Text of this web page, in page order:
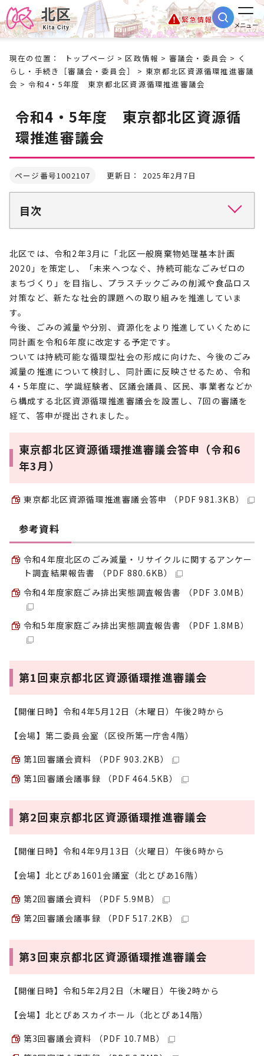
緊急情報
メニュー
現在の位置： トップページ >区政情報 > 審議会・委員会 > く
らし・手続き［審議会・委員会］
> 東京都北区資源循環推進審議
会 > 令和4・5年度 東京都北区資源循環推進審議会
令和4・5年度 東京都北区資源循
環推進審議会
ページ番号1002107 更新日： 2025年2月7日
目次
北区では、令和2年3月に「北区一般廃棄物処理基本計画
2020」を策定し、「未来へつなぐ、持続可能なごみゼロの
まちづくり」を目指し、プラスチックごみの削減や食品ロス
対策など、新たな社会的課題への取り組みを推進していま
す。
今後、ごみの減量や分別、資源化をより推進していくために
同計画を令和6年度に改定する予定です。
ついては持続可能な循環型社会の形成に向けた、今後のごみ
減量の推進について検討し、同計画に反映させるため、令和
4・5年度に、学識経験者、区議会議員、区民、事業者などか
ら構成する北区資源循環推進審議会を設置し、7回の審議を
経て、答申が提出されました。
東京都北区資源循環推進審議会答申（令和6
年3月）
東京都北区資源循環推進審議会答申 （PDF 981.3KB）
参考資料
令和4年度北区のごみ減量・リサイクルに関するアンケー
ト調査結果報告書 （PDF 880.6KB）
令和4年度家庭ごみ排出実態調査報告書 （PDF 3.0MB）
令和5年度家庭ごみ排出実態調査報告書 （PDF 1.8MB）
第1回東京都北区資源循環推進審議会
【開催日時】令和4年5月12日（木曜日）午後2時から
【会場】第二委員会室（区役所第一庁舎4階）
第1回審議会資料 （PDF 903.2KB）
第1回審議会議事録 （PDF 464.5KB）
第2回東京都北区資源循環推進審議会
【開催日時】令和4年9月13日（火曜日）午後6時から
【会場】北とぴあ1601会議室（北とぴあ16階）
第2回審議会資料 （PDF 5.9MB）
第2回審議会議事録 （PDF 517.2KB）
第3回東京都北区資源循環推進審議会
【開催日時】令和5年2月2日（木曜日）午後2時から
【会場】北とぴあスカイホール（北とぴあ14階）
第3回審議会資料 （PDF 10.7MB）